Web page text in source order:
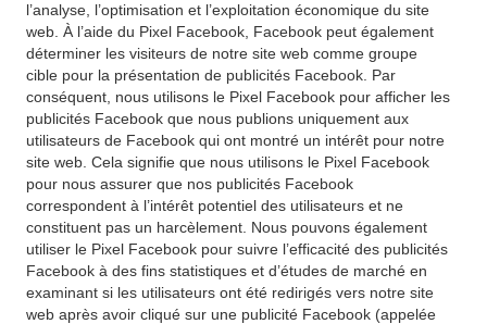
l’analyse, l’optimisation et l’exploitation économique du site
web. À l’aide du Pixel Facebook, Facebook peut également
déterminer les visiteurs de notre site web comme groupe
cible pour la présentation de publicités Facebook. Par
conséquent, nous utilisons le Pixel Facebook pour afficher les
publicités Facebook que nous publions uniquement aux
utilisateurs de Facebook qui ont montré un intérêt pour notre
site web. Cela signifie que nous utilisons le Pixel Facebook
pour nous assurer que nos publicités Facebook
correspondent à l’intérêt potentiel des utilisateurs et ne
constituent pas un harcèlement. Nous pouvons également
utiliser le Pixel Facebook pour suivre l’efficacité des publicités
Facebook à des fins statistiques et d’études de marché en
examinant si les utilisateurs ont été redirigés vers notre site
web après avoir cliqué sur une publicité Facebook (appelée